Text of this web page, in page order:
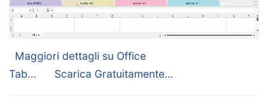
Maggiori dettagli su Office
Tab...
Scarica Gratuitamente...